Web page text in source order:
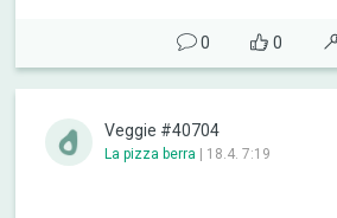
0 0
Veggie #40704
La pizza berra | 18.4. 7:19